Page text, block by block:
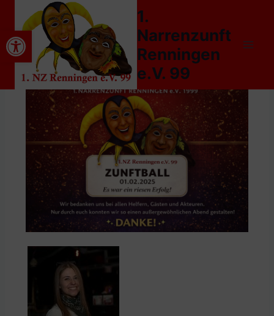
Werkzeugleiste öffnen
1.
Narrenzunft
Renningen
e.V. 99